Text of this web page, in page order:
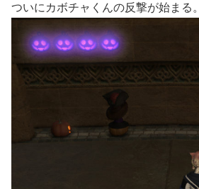
ついにカボチャくんの反撃が始まる。